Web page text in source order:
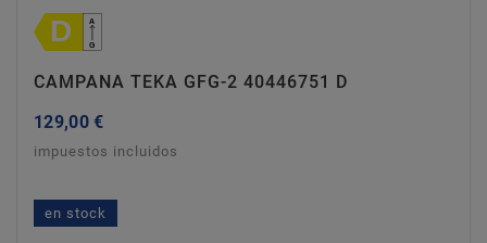
CAMPANA TEKA GFG-2 40446751 D
129,00 €
impuestos incluidos
en stock